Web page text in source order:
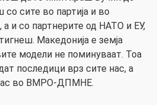
сите во партија и во
а и со партнерите од НАТО и ЕУ,
Македонија е земја
модели не поминуваат. Тоа
последици врз сите нас, а
во ВМРО-ДПМНЕ.